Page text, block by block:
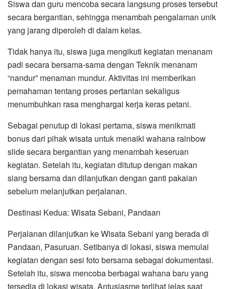
Siswa dan guru mencoba secara langsung proses tersebut
secara bergantian, sehingga menambah pengalaman unik
yang jarang diperoleh di dalam kelas.
Tidak hanya itu, siswa juga mengikuti kegiatan menanam
padi secara bersama-sama dengan Teknik menanam
“nandur” menaman mundur. Aktivitas ini memberikan
pemahaman tentang proses pertanian sekaligus
menumbuhkan rasa menghargai kerja keras petani.
Sebagai penutup di lokasi pertama, siswa menikmati
bonus dari pihak wisata untuk menaiki wahana rainbow
slide secara bergantian yang menambah keseruan
kegiatan. Setelah itu, kegiatan ditutup dengan makan
siang bersama dan dilanjutkan dengan ganti pakaian
sebelum melanjutkan perjalanan.
Destinasi Kedua: Wisata Sebani, Pandaan
Perjalanan dilanjutkan ke Wisata Sebani yang berada di
Pandaan, Pasuruan. Setibanya di lokasi, siswa memulai
kegiatan dengan sesi foto bersama sebagai dokumentasi.
Setelah itu, siswa mencoba berbagai wahana baru yang
tersedia di lokasi wisata. Antusiasme terlihat jelas saat